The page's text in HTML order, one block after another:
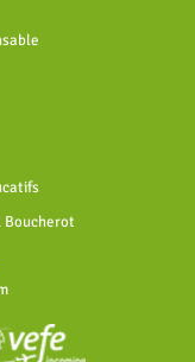
Boucherot